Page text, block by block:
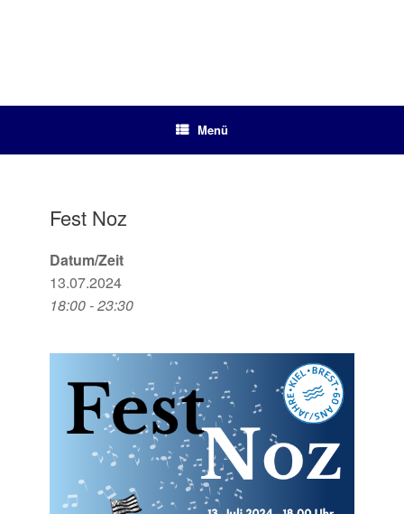
Menü
Fest Noz
Datum/Zeit
13.07.2024
18:00 - 23:30